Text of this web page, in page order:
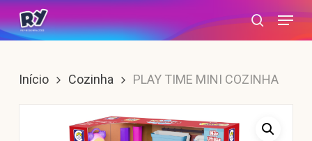
Skip
to
content
search
Menu
Início Cozinha PLAY TIME MINI COZINHA